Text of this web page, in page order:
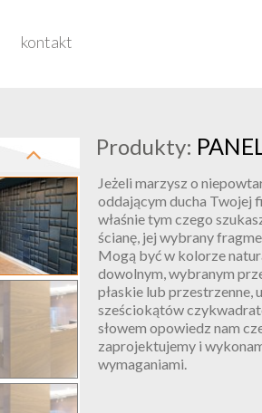
kontakt
Produkty:
Jeżeli marzysz o
oddającym ducha Twojej
właśnie tym czego
ścianę, jej wybrany
Mogą być w kolorze
dowolnym, wybranym
płaskie lub przestrzenne,
sześciokątów
słowem opowiedz nam
zaprojektujemy i
wymaganiami.